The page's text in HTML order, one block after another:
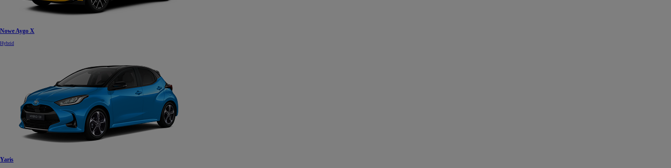
Nowe Aygo X
Hybrid
Yaris